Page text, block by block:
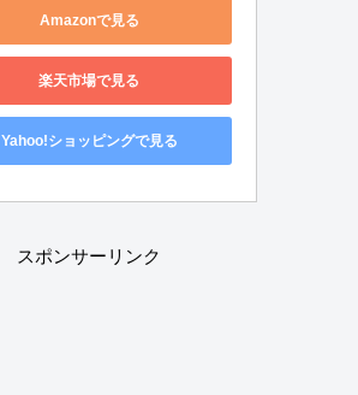
Amazonで見る
楽天市場で見る
Yahoo!ショッピングで見る
スポンサーリンク